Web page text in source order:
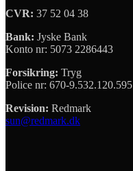
CVR: 37 52 04 38
Bank: Jyske Bank
Konto nr: 5073 2286443
Forsikring: Tryg
Police nr: 670-9.532.120.595
Revision: Redmark
sun@redmark.dk